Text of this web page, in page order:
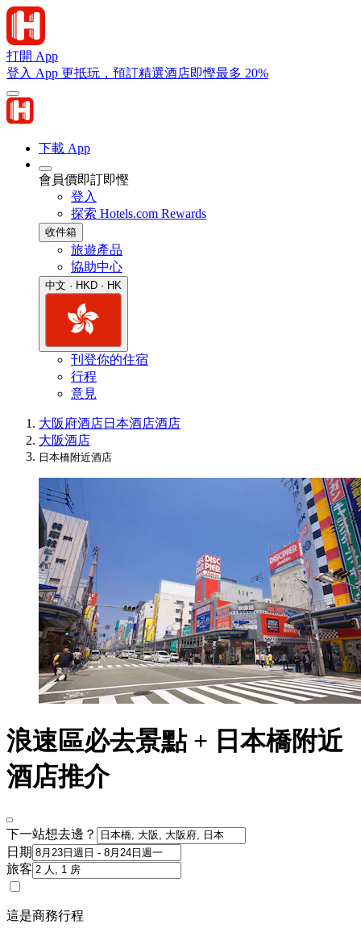
打開 App
登入 App 更抵玩，預訂精選酒店即慳最多 20%
下載 App
會員價即訂即慳
登入
探索 Hotels.com Rewards
收件箱
旅遊產品
協助中心
中文 · HKD · HK
刊登你的住宿
行程
意見
大阪府酒店日本酒店酒店
大阪酒店
日本橋附近酒店
浪速區必去景點 + 日本橋附近
酒店推介
下一站想去邊？
日期
旅客
這是商務行程